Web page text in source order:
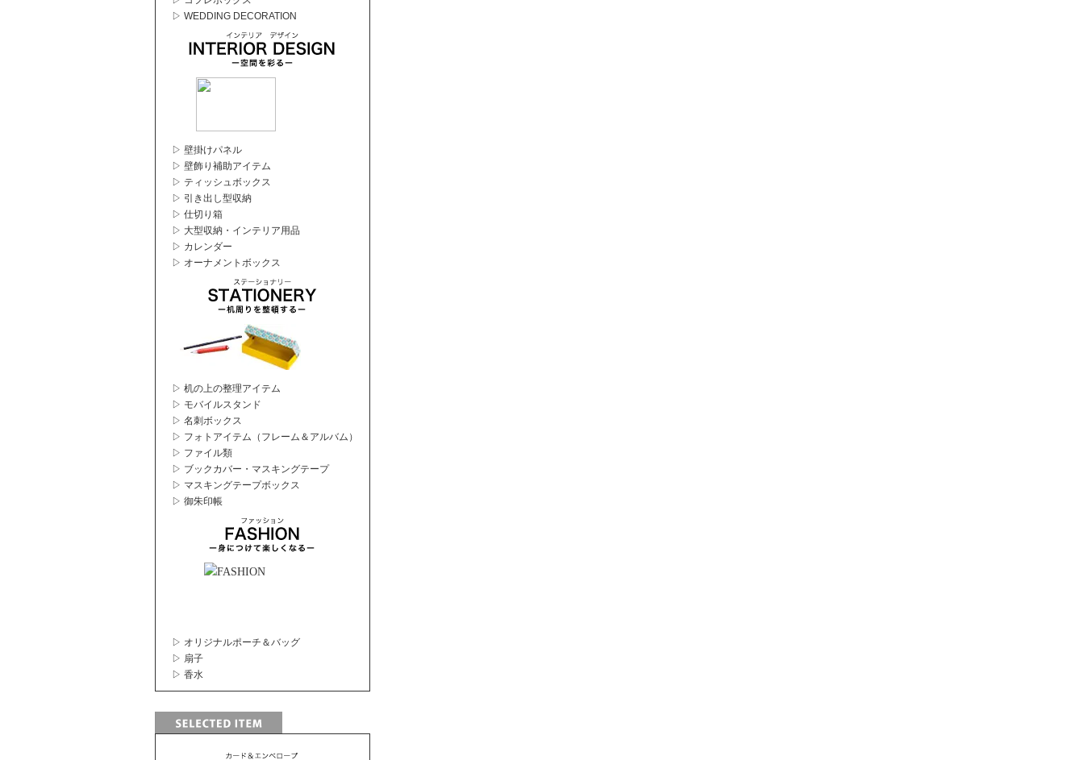
▷ WEDDING DECORATION
▷ 壁掛けパネル
▷ 壁飾り補助アイテム
▷ ティッシュボックス
▷ 引き出し型収納
▷ 仕切り箱
▷ 大型収納・インテリア用品
▷ カレンダー
▷ オーナメントボックス
▷ 机の上の整理アイテム
▷ モバイルスタンド
▷ 名刺ボックス
▷ フォトアイテム（フレーム＆アルバム）
▷ ファイル類
▷ ブックカバー・マスキングテープ
▷ マスキングテープボックス
▷ 御朱印帳
▷ オリジナルポーチ＆バッグ
▷ 扇子
▷ 香水